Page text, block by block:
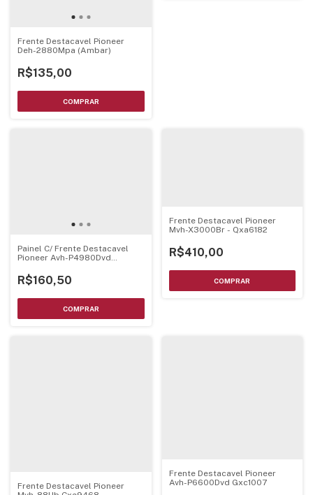
Frente Destacavel Pioneer
Deh-2880Mpa (Ambar)
R$135,00
Painel C/ Frente Destacavel
Pioneer Avh-P4980Dvd
R$160,50
Frente Destacavel Pioneer
Mvh-X3000Br - Qxa6182
R$410,00
Frente Destacavel Pioneer
Frente Destacavel Pioneer
Avh-P6600Dvd Gxc1007